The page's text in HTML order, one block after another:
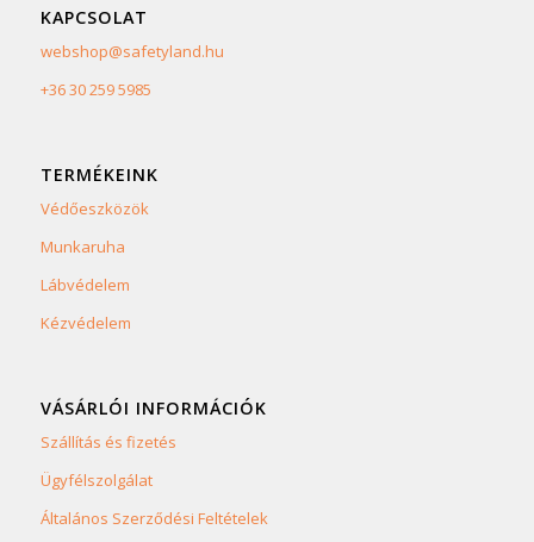
KAPCSOLAT
webshop@safetyland.hu
+36 30 259 5985
TERMÉKEINK
Védőeszközök
Munkaruha
Lábvédelem
Kézvédelem
VÁSÁRLÓI INFORMÁCIÓK
Szállítás és fizetés
Ügyfélszolgálat
Általános Szerződési Feltételek